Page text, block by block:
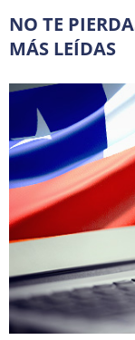
NO TE
MÁS LEÍDAS